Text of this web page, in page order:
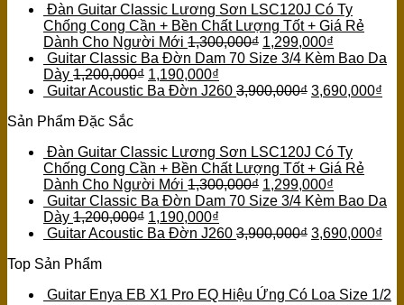
Đàn Guitar Classic Lương Sơn LSC120J Có Ty
Chống Cong Cần + Bền Chất Lượng Tốt + Giá Rẻ
Dành Cho Người Mới 1,300,000₫ 1,299,000₫
Guitar Classic Ba Đờn Dam 70 Size 3/4 Kèm Bao Da
Dày 1,200,000₫ 1,190,000₫
Guitar Acoustic Ba Đờn J260 3,900,000₫ 3,690,000₫
Sản Phẩm Đặc Sắc
Đàn Guitar Classic Lương Sơn LSC120J Có Ty
Chống Cong Cần + Bền Chất Lượng Tốt + Giá Rẻ
Dành Cho Người Mới 1,300,000₫ 1,299,000₫
Guitar Classic Ba Đờn Dam 70 Size 3/4 Kèm Bao Da
Dày 1,200,000₫ 1,190,000₫
Guitar Acoustic Ba Đờn J260 3,900,000₫ 3,690,000₫
Top Sản Phẩm
Guitar Enya EB X1 Pro EQ Hiệu Ứng Có Loa Size 1/2